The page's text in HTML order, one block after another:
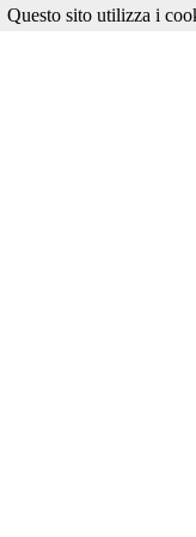
Questo sito utilizza i